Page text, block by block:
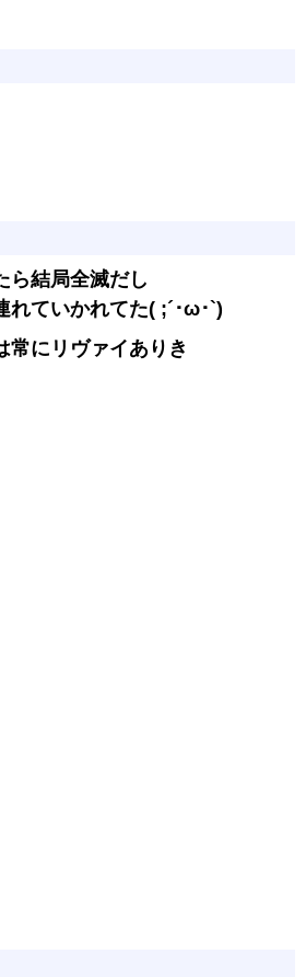
ら結局全滅だし
れていかれてた( ;´･ω･`)
常にリヴァイありき